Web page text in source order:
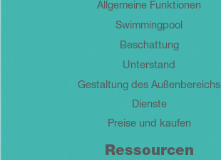
Allgemeine Funktionen
Swimmingpool
Beschattung
Unterstand
Gestaltung des Außenbereichs
Dienste
Preise und kaufen
Ressourcen